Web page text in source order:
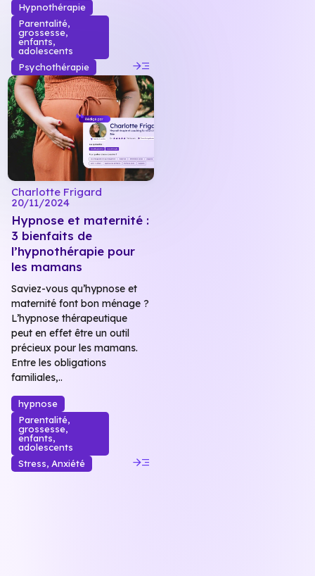
Hypnothérapie
Parentalité,
grossesse,
enfants,
adolescents
Psychothérapie
read_more
Charlotte Frigard
20/11/2024
Hypnose et maternité :
3 bienfaits de
l’hypnothérapie pour
les mamans
Saviez-vous qu’hypnose et
maternité font bon ménage ?
L’hypnose thérapeutique
peut en effet être un outil
précieux pour les mamans.
Entre les obligations
familiales,..
hypnose
Parentalité,
grossesse,
enfants,
adolescents
Stress, Anxiété
read_more